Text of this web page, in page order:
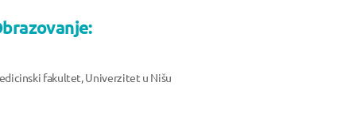
fakultet, Univerzitet u Nišu